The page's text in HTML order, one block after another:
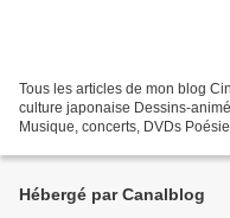
Tous les articles de mon blog
culture japonaise Dessins-
Musique, concerts, DVDs
Hébergé par Canalblog